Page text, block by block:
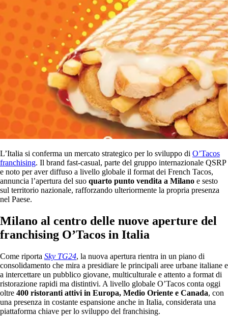
L’Italia si conferma un mercato strategico per lo sviluppo di O’Tacos
franchising. Il brand fast-casual, parte del gruppo internazionale QSRP
e noto per aver diffuso a livello globale il format dei French Tacos,
annuncia l’apertura del suo quarto punto vendita a Milano e sesto
sul territorio nazionale, rafforzando ulteriormente la propria presenza
nel Paese.
Milano al centro delle nuove aperture del
franchising O’Tacos in Italia
Come riporta Sky TG24, la nuova apertura rientra in un piano di
consolidamento che mira a presidiare le principali aree urbane italiane e
a intercettare un pubblico giovane, multiculturale e attento a format di
ristorazione rapidi ma distintivi. A livello globale O’Tacos conta oggi
oltre 400 ristoranti attivi in Europa, Medio Oriente e Canada, con
una presenza in costante espansione anche in Italia, considerata una
piattaforma chiave per lo sviluppo del franchising.